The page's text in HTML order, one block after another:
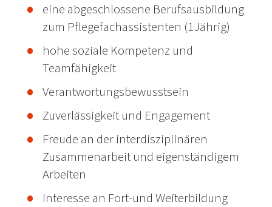
eine abgeschlossene Berufsausbildung
zum Pflegefachassistenten (1Jährig)
hohe soziale Kompetenz und
Teamfähigkeit
Verantwortungsbewusstsein
Zuverlässigkeit und Engagement
Freude an der interdisziplinären
Zusammenarbeit und eigenständigem
Arbeiten
Interesse an Fort-und Weiterbildung